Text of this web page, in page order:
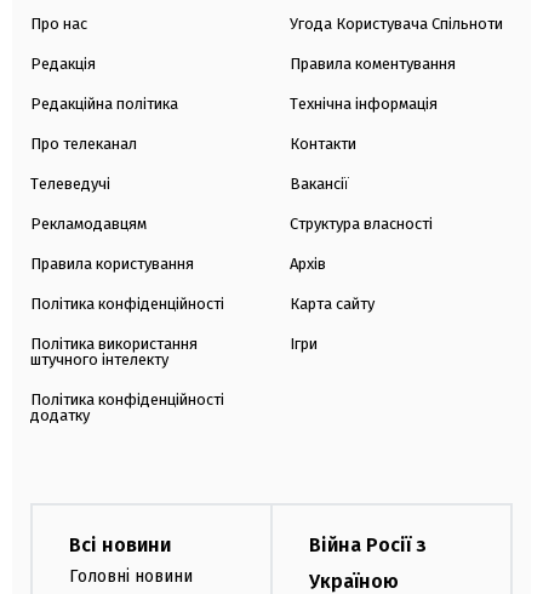
Про нас
Редакція
Редакційна політика
Про телеканал
Телеведучі
Рекламодавцям
Правила користування
Політика конфіденційності
Політика використання
штучного інтелекту
Політика конфіденційності
додатку
Угода Користувача Спільноти
Правила коментування
Технічна інформація
Контакти
Вакансії
Структура власності
Архів
Карта сайту
Ігри
Всі новини
Головні новини
Війна Росії з
Україною